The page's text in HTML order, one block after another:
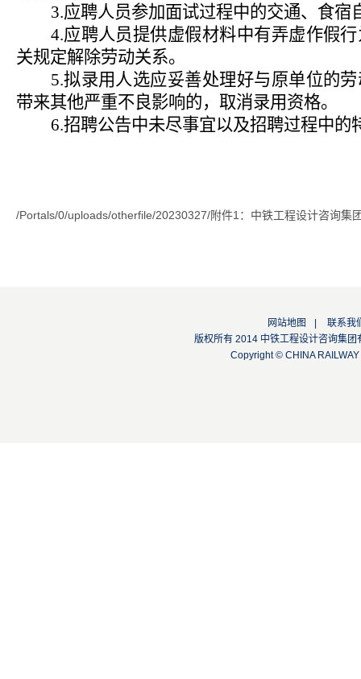
3.应聘人员参加面试过程中的交通、食宿
4.应聘人员提供虚假材料中有弄虚作假
关规定解除劳动关系。
5.拟录用人选应妥善处理好与原单位的
带来其他严重不良影响的，取消录用资格。
6.招聘公告中未尽事宜以及招聘过程中
/Portals/0/uploads/otherfile/20230327/附件1：中铁工程设计咨询集
网站地图
联系我
版权所有 2014 中铁工程设计咨询
Copyright © CHINA